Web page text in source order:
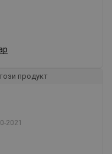
продукт
2021